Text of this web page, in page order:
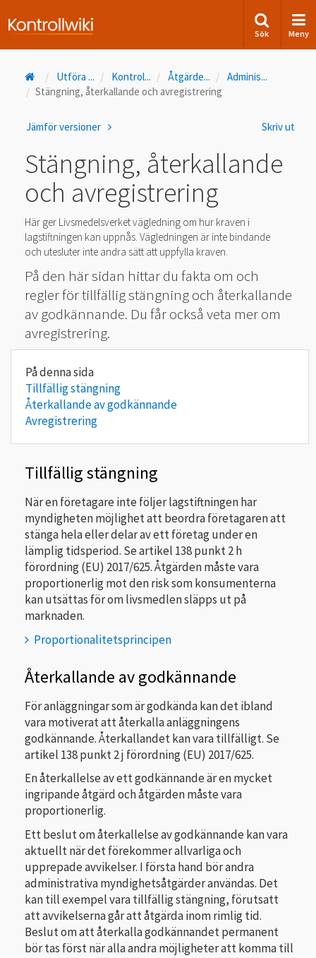
Sök Meny
Utföra... Kontrol... Åtgärde... Adminis...
Stängning, återkallande och avregistrering
Skriv ut
Jämför versioner
Stängning, återkallande
och avregistrering
Här ger Livsmedelsverket vägledning om hur kraven i
lagstiftningen kan uppnås. Vägledningen är inte bindande
och utesluter inte andra sätt att uppfylla kraven.
På den här sidan hittar du fakta om och
regler för tillfällig stängning och återkallande
av godkännande. Du får också veta mer om
avregistrering.
Tillfällig stängning
Återkallande av godkännande
Avregistrering
Tillfällig stängning
När en företagare inte följer lagstiftningen har
myndigheten möjlighet att beordra företagaren att
stänga hela eller delar av ett företag under en
lämplig tidsperiod. Se artikel 138 punkt 2 h
förordning (EU) 2017/625. Åtgärden måste vara
proportionerlig mot den risk som konsumenterna
kan utsättas för om livsmedlen släpps ut på
marknaden.
Proportionalitetsprincipen
Återkallande av godkännande
För anläggningar som är godkända kan det ibland
vara motiverat att återkalla anläggningens
godkännande. Återkallandet kan vara tillfälligt. Se
artikel 138 punkt 2 j förordning (EU) 2017/625.
En återkallelse av ett godkännande är en mycket
ingripande åtgärd och åtgärden måste vara
proportionerlig.
Ett beslut om återkallelse av godkännande kan vara
aktuellt när det förekommer allvarliga och
upprepade avvikelser. I första hand bör andra
administrativa myndighetsåtgärder användas. Det
kan till exempel vara tillfällig stängning, förutsatt
att avvikelserna går att åtgärda inom rimlig tid.
Beslut om att återkalla godkännandet permanent
bör tas först när alla andra möjligheter att komma till